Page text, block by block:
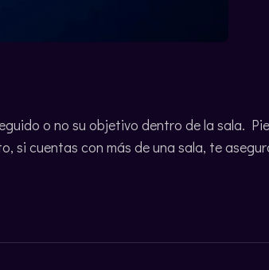
o no su objetivo dentro de la sala.
si cuentas con más de una sala, te